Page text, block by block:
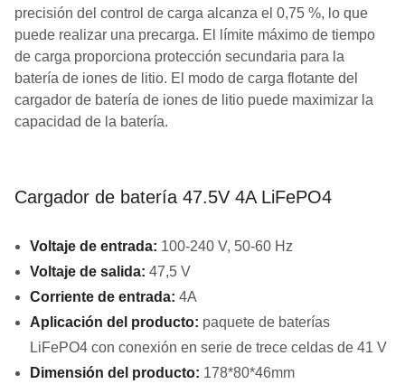
precisión del control de carga alcanza el 0,75 %, lo que
puede realizar una precarga. El límite máximo de tiempo
de carga proporciona protección secundaria para la
batería de iones de litio. El modo de carga flotante del
cargador de batería de iones de litio puede maximizar la
capacidad de la batería.
Cargador de batería 47.5V 4A LiFePO4
Voltaje de entrada: 100-240 V, 50-60 Hz
Voltaje de salida: 47,5 V
Corriente de entrada: 4A
Aplicación del producto: paquete de baterías
LiFePO4 con conexión en serie de trece celdas de 41 V
Dimensión del producto: 178*80*46mm